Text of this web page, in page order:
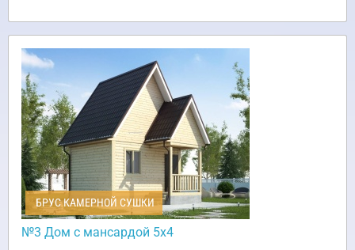
БРУС КАМЕРНОЙ СУШКИ
№3 Дом с мансардой 5х4